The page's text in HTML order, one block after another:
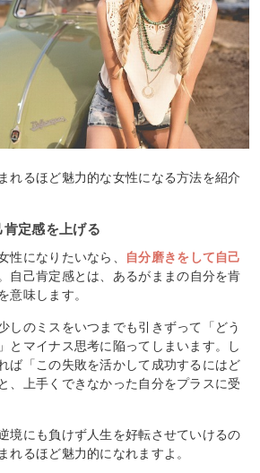
れるほど魅力的な女性になる方法を紹介
肯定感を上げる
性になりたいなら、
自分磨きをして自己
自己肯定感とは、あるがままの自分を肯
意味します。
しのミスをいつまでも引きずって「どう
とマイナス思考に陥ってしまいます。し
ば「この失敗を活かして成功するにはど
、上手くできなかった自分をプラスに受
境にも負けず人生を好転させていけるの
れるほど魅力的になれますよ。